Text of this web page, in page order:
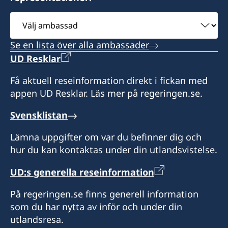
Välj
ambassad
Se en lista över alla ambassader
UD Resklar
Få aktuell reseinformation direkt i fickan med
appen UD Resklar. Läs mer på regeringen.se.
Svensklistan
Lämna uppgifter om var du befinner dig och
hur du kan kontaktas under din utlandsvistelse.
UD:s generella reseinformation
På regeringen.se finns generell information
som du har nytta av inför och under din
utlandsresa.